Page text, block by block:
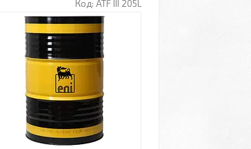
ATF III 205L